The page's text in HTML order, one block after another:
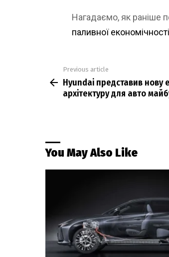
Нагадаємо, як раніше
паливної економічності
more
Previous article
Hyundai представив нову
архітектуру для авто
You May Also Like